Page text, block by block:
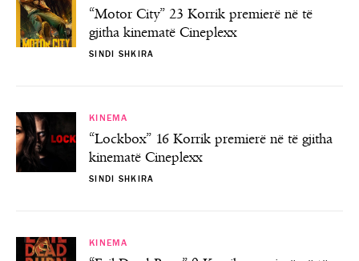
“Motor City” 23 Korrik premierë në të
gjitha kinematë Cineplexx
SINDI SHKIRA
KINEMA
“Lockbox” 16 Korrik premierë në të gjitha
kinematë Cineplexx
SINDI SHKIRA
KINEMA